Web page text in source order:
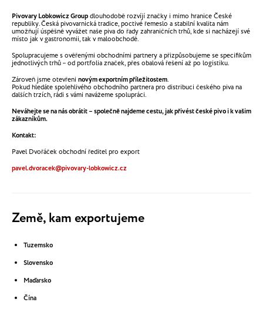
Pivovary Lobkowicz Groupdlouhodobě rozvíjí značky i mimo hranice České
republiky. Česká pivovarnická tradice, poctivé řemeslo a stabilní kvalita nám
umožňují úspěšně vyvážet naše piva do řady zahraničních trhů, kde si nacházejí své
místo jak v gastronomii, tak v maloobchodě.
Spolupracujeme s ověřenými obchodními partnery a přizpůsobujeme se specifikům
jednotlivých trhů – od portfolia značek, přes obalová řešení až po logistiku.
Zároveň jsme otevřeni novým exportním příležitostem.
Pokud hledáte spolehlivého obchodního partnera pro distribuci českého piva na
dalších trzích, rádi s vámi navážeme spolupráci.
Neváhejte se na nás obrátit – společně najdeme cestu, jak přivést české pivo i k vašim
zákazníkům.
Kontakt:
Pavel Dvořáček obchodní ředitel pro export
pavel.dvoracek@pivovary-lobkowicz.cz
Země, kam exportujeme
Tuzemsko
Slovensko
Maďarsko
Čína